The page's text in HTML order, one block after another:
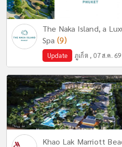
The Naka Island, a
Spa (9)
Update ภูเก็ต , 07 ส.ค. 69
Khao Lak Marriott